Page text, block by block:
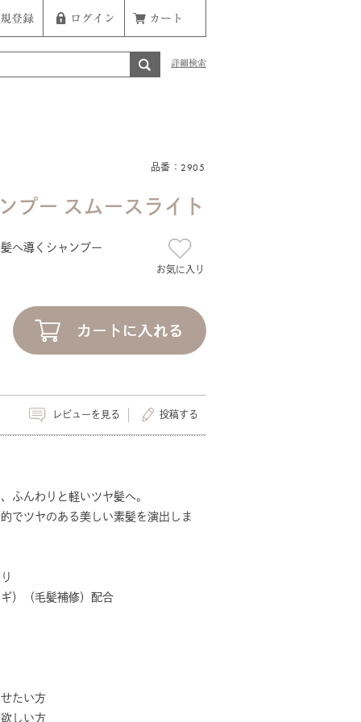
登録 ログイン カート
詳細検索
品番：2905
プー スムースライト
へ導くシャンプー
お気に入り
レビューを見る 投稿する
ふんわりと軽いツヤ髪へ。
でツヤのある美しい素髪を演出しま
）（毛髪補修）配合
たい方
しい方